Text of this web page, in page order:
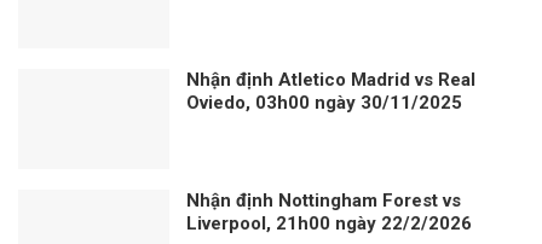
Nhận định Atletico Madrid vs Real
Oviedo, 03h00 ngày 30/11/2025
Nhận định Nottingham Forest vs
Liverpool, 21h00 ngày 22/2/2026